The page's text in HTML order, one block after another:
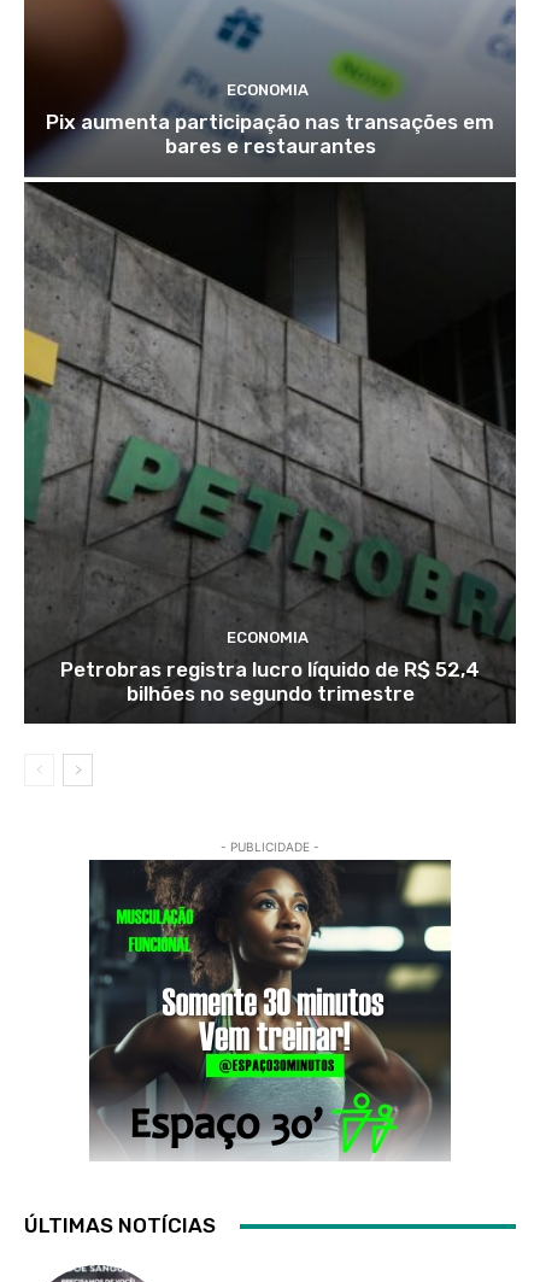
ECONOMIA
Pix aumenta participação nas transações em
bares e restaurantes
ECONOMIA
Petrobras registra lucro líquido de R$ 52,4
bilhões no segundo trimestre
- PUBLICIDADE -
ÚLTIMAS NOTÍCIAS